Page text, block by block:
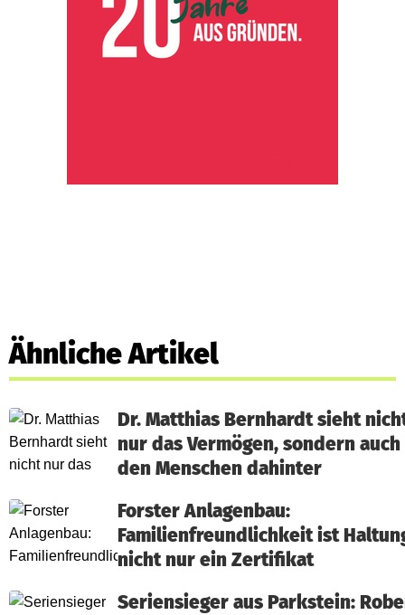
Ähnliche Artikel
Dr. Matthias Bernhardt sieht
nur das Vermögen, sondern auch
den Menschen dahinter
Forster Anlagenbau:
Familienfreundlichkeit ist
nicht nur ein Zertifikat
Seriensieger aus Parkstein: